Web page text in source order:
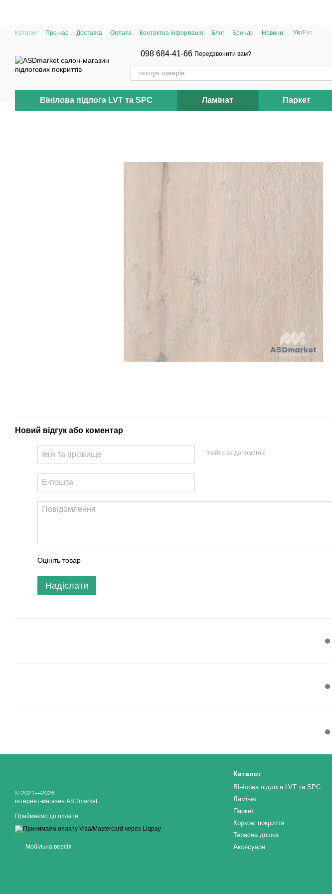
Каталог Про нас Доставка Оплата Контактна інформація Блог Бренди Новини УкрРус
098 684-41-66 Передзвонити вам?
Вінілова підлога LVT та SPC Ламінат Паркет
Новий відгук або коментар
Увійти за допомогою
Оцініть товар
Надіслати
© 2021—2026
інтернет-магазин ASDmarket
Приймаємо до оплати
Мобільна версія
Каталог
Вінілова підлога LVT та SPC
Ламінат
Паркет
Коркові покриття
Терасна дошка
Аксесуари